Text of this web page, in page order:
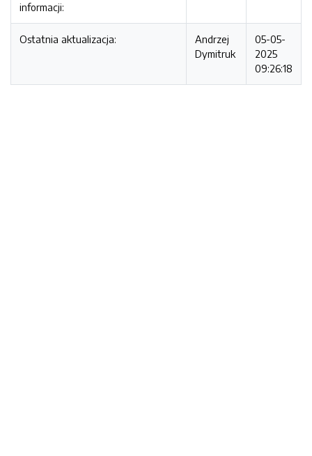
informacji:
Ostatnia aktualizacja:
Andrzej
Dymitruk
05-05-
2025
09:26:18